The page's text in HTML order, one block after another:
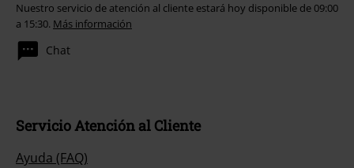
Nuestro servicio de atención al cliente estará hoy disponible de 09:00
a 15:30. Más información
Chat
Servicio Atención al Cliente
Ayuda (FAQ)